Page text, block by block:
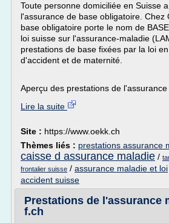
Toute personne domiciliée en Suisse
l'assurance de base obligatoire. Chez
base obligatoire porte le nom de
loi suisse sur l'assurance-maladie
prestations de base fixées par la loi
d'accident et de maternité.
Aperçu des prestations de l'assurance
Lire la suite
Site : https://www.oekk.ch
Thèmes liés : prestations assurance
caisse d assurance maladie /
frontalier suisse / assurance maladie et loi
accident suisse
Prestations de l'assurance
f.ch